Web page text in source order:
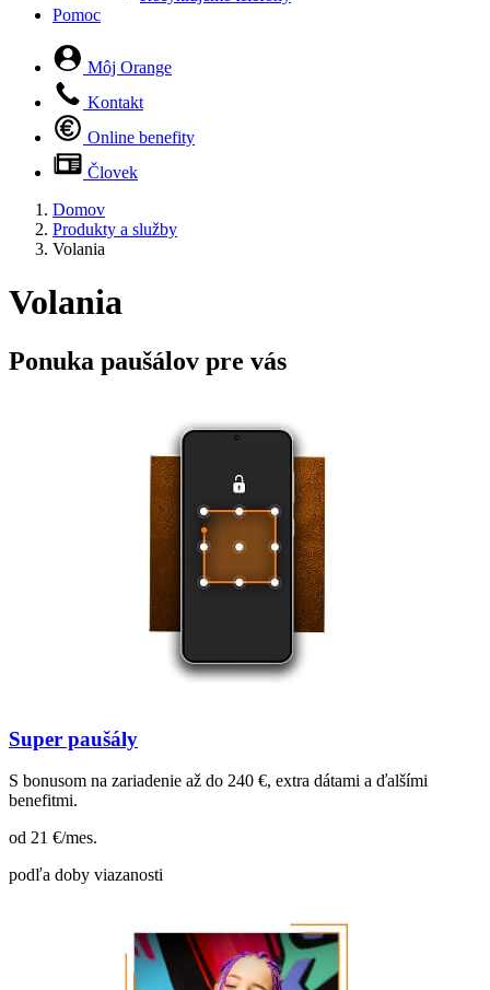
Pomoc
Môj Orange
Kontakt
Online benefity
Človek
Domov
Produkty a služby
Volania
Volania
Ponuka paušálov pre vás
Super paušály
S bonusom na zariadenie až do 240 €, extra dátami a ďalšími
benefitmi.
od 21 €/mes.
podľa doby viazanosti